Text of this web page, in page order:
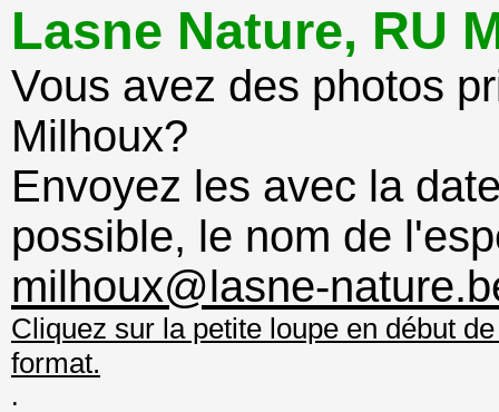
Lasne Nature, RU
Vous avez des photos
Milhoux?
Envoyez les avec la
possible, le nom de
milhoux@lasne-
Cliquez sur la petite loupe en début
format.
.